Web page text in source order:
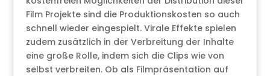
Film Projekte sind die Produktionskosten so auch
schnell wieder eingespielt. Virale Effekte spielen
zudem zusätzlich in der Verbreitung der Inhalte
eine große Rolle, indem sich die Clips wie von
selbst verbreiten. Ob als Filmpräsentation auf